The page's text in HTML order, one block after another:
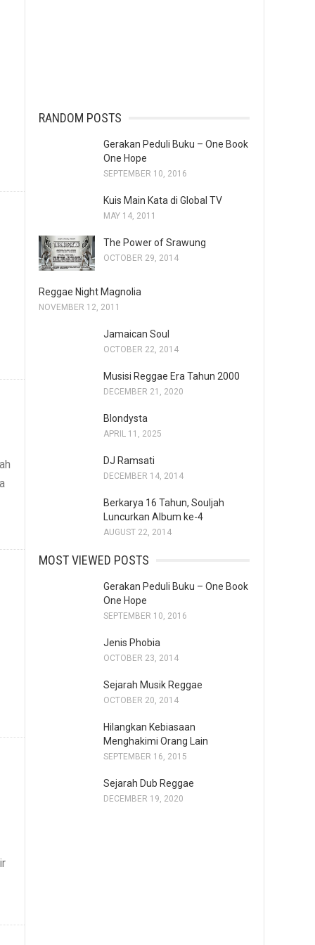
RANDOM POSTS
Gerakan Peduli Buku – One Book
One Hope
SEPTEMBER 10, 2016
Kuis Main Kata di Global TV
MAY 14, 2011
The Power of Srawung
OCTOBER 29, 2014
Reggae Night Magnolia
NOVEMBER 12, 2011
Jamaican Soul
OCTOBER 22, 2014
Musisi Reggae Era Tahun 2000
DECEMBER 21, 2020
Blondysta
APRIL 11, 2025
DJ Ramsati
DECEMBER 14, 2014
Berkarya 16 Tahun, Souljah
Luncurkan Album ke-4
AUGUST 22, 2014
MOST VIEWED POSTS
Gerakan Peduli Buku – One Book
One Hope
SEPTEMBER 10, 2016
Jenis Phobia
OCTOBER 23, 2014
Sejarah Musik Reggae
OCTOBER 20, 2014
Hilangkan Kebiasaan
Menghakimi Orang Lain
SEPTEMBER 16, 2015
Sejarah Dub Reggae
DECEMBER 19, 2020